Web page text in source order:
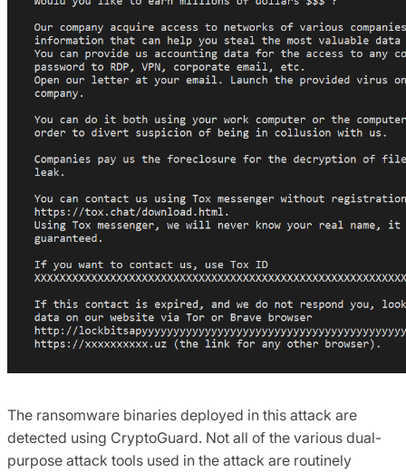
The ransomware binaries deployed in this attack are
detected using CryptoGuard. Not all of the various dual-
purpose attack tools used in the attack are routinely